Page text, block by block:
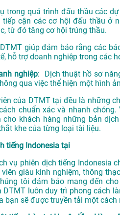
trong quá trình đấu thầu các
tiếp cận các cơ hội đấu thầu ở
từ đó tăng cơ hội trúng thầu.
giúp đảm bảo rằng các
hỗ trợ doanh nghiệp trong các
nghiệp: Dịch thuật hồ sơ
qua việc thể hiện một hình
của DTMT tại đều là những
chuẩn xác và nhanh
cho khách hàng những bản
khe của từng loại tài liệu.
tiếng Indonesia tại
vụ phiên dịch tiếng Indonesia
giàu kinh nghiệm, thông
tôi đảm bảo mang đến
DTMT luôn duy trì phong cách
bạn sẽ được truyền tải một cách